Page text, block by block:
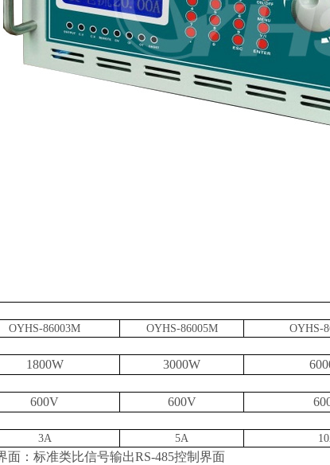
OYHS-86003M OYHS-86005M OYHS-8
1800W 3000W
600V 600V
3A
5A
面 ：标准类比信号输出RS-485控制界面